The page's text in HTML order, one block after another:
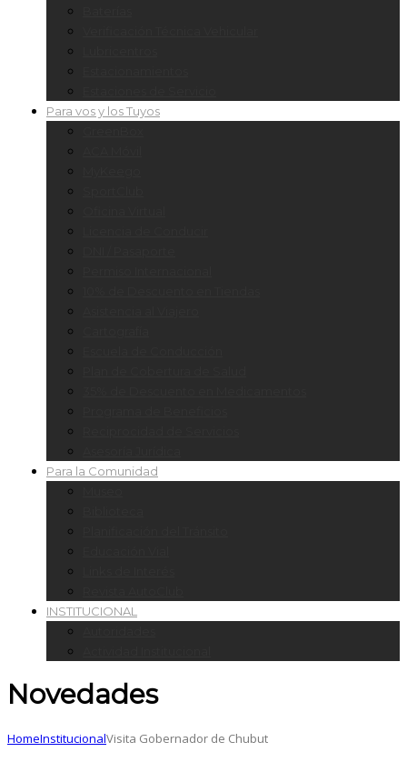
Para vos y los Tuyos
Para la Comunidad
INSTITUCIONAL
Novedades
HomeInstitucionalVisita Gobernador de Chubut